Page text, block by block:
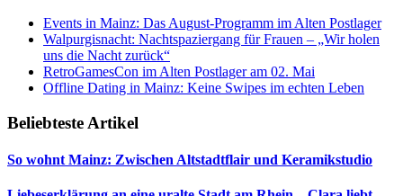
Events in Mainz: Das August-Programm im Alten Postlager
Walpurgisnacht: Nachtspaziergang für Frauen – „Wir holen
uns die Nacht zurück“
RetroGamesCon im Alten Postlager am 02. Mai
Offline Dating in Mainz: Keine Swipes im echten Leben
Beliebteste Artikel
So wohnt Mainz: Zwischen Altstadtflair und Keramikstudio